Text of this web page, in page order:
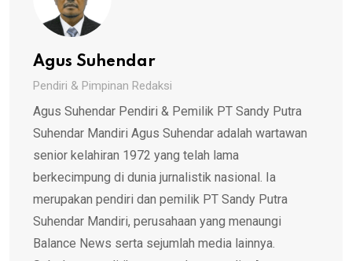
Agus Suhendar
Pendiri & Pimpinan Redaksi
Agus Suhendar Pendiri & Pemilik PT Sandy Putra
Suhendar Mandiri Agus Suhendar adalah wartawan
senior kelahiran 1972 yang telah lama
berkecimpung di dunia jurnalistik nasional. Ia
merupakan pendiri dan pemilik PT Sandy Putra
Suhendar Mandiri, perusahaan yang menaungi
Balance News serta sejumlah media lainnya.